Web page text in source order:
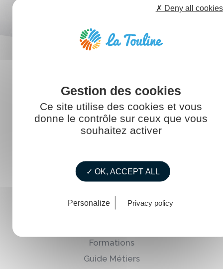
Des services accessibles à tous
L’association
Emploi
Formations
Guide Métiers
Ce site utilise des cookies et vous
donne le contrôle sur ceux que vous
souhaitez activer
✓ OK, ACCEPT ALL
✗ Deny all cookies
Personalize Privacy policy